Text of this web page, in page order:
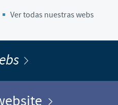
Ver todas nuestras webs